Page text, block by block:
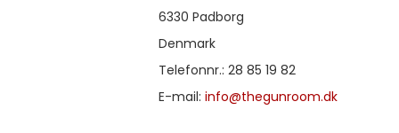
6330 Padborg
Denmark
Telefonnr.: 28 85 19 82
E-mail: info@thegunroom.dk